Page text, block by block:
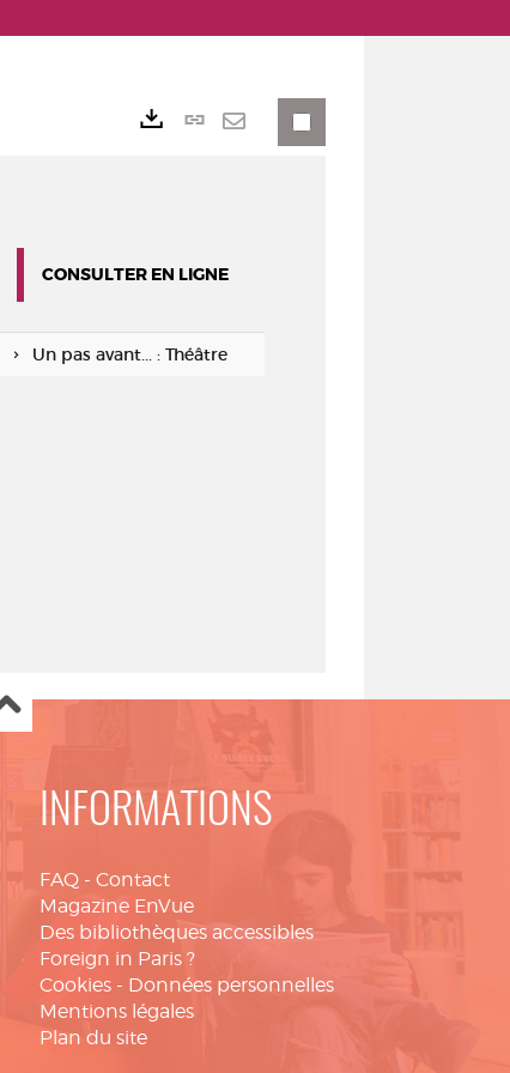
Lien
CONSULTER EN LIGNE
Un pas avant... : Théâtre
INFORMATIONS
FAQ - Contact
Magazine EnVue
Des bibliothèques accessibles
Foreign in Paris ?
Cookies - Données personnelles
Mentions légales
Plan du site